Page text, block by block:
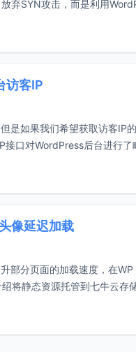
弃SYN攻击，而是利用
访客IP
是如果我们希望获取访客IP
口对WordPress后台进行
像延迟加载
部分页面的加载速度，在
将静态资源托管到七牛云